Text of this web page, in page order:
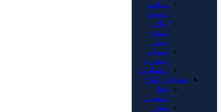
سياسة
الجودة
إعلان
المنتج
البيئي
الموارد
البشرية
الشهادات
عمليات الإنتاج
خط
المسبك
متجر